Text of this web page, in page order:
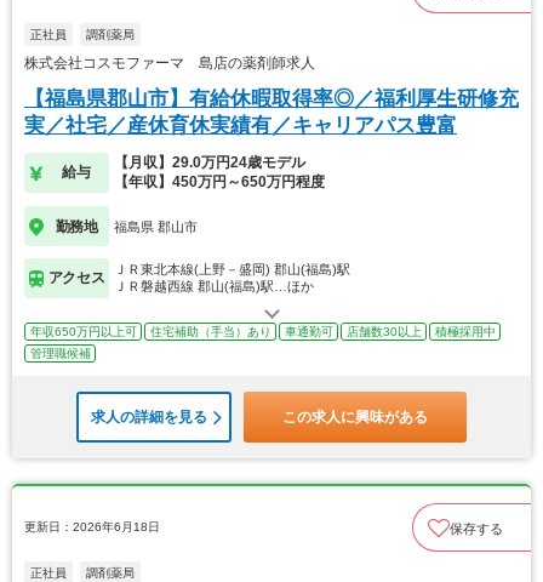
正社員 調剤薬局
株式会社コスモファーマ 島店の薬剤師求人
【福島県郡山市】有給休暇取得率◎／福利厚生研修充
実／社宅／産休育休実績有／キャリアパス豊富
給与
【月収】29.0万円24歳モデル
【年収】450万円～650万円程度
勤務地 福島県 郡山市
アクセス
ＪＲ東北本線(上野－盛岡) 郡山(福島)駅
ＪＲ磐越西線 郡山(福島)駅…ほか
年収650万円以上可 住宅補助（手当）あり 車通勤可 店舗数30以上
積極採用中
管理職候補
求人の詳細を見る この求人に興味がある
更新日：2026年6月18日 保存する
正社員 調剤薬局